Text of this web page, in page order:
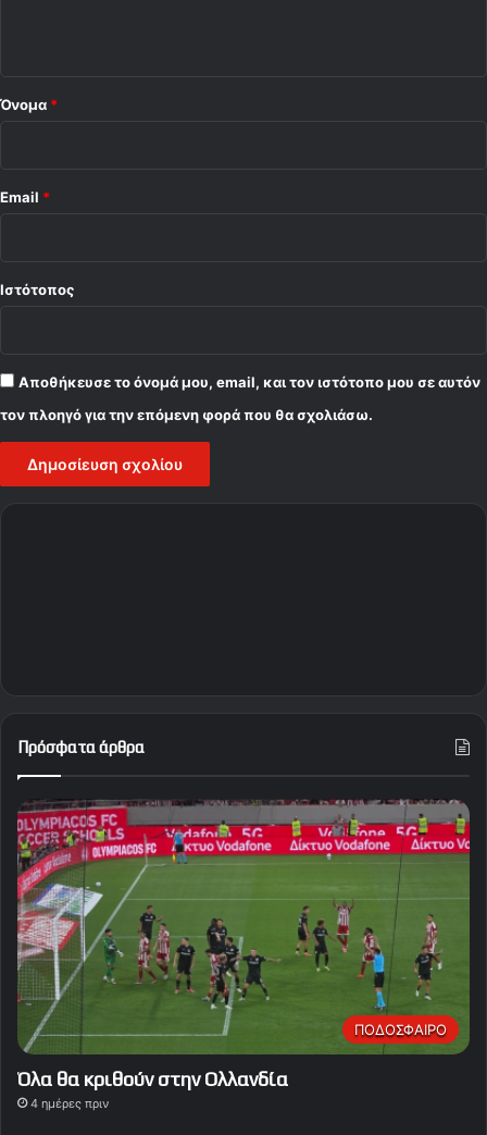
Όνομα *
Email *
Ιστότοπος
Αποθήκευσε το όνομά μου, email, και τον ιστότοπο μου σε αυτόν
τον πλοηγό για την επόμενη φορά που θα σχολιάσω.
Πρόσφατα άρθρα
ΠΟΔΟΣΦΑΙΡΟ
Όλα θα κριθούν στην Ολλανδία
4 ημέρες πριν